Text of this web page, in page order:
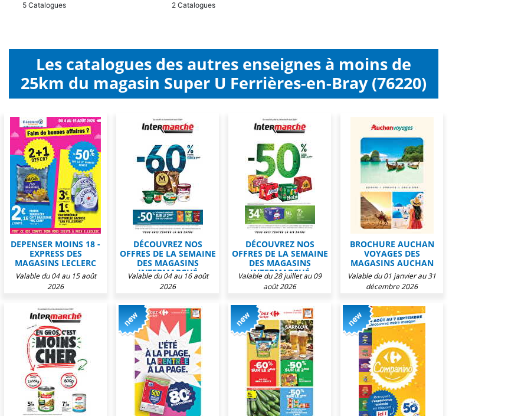
5 Catalogues
2 Catalogues
Les catalogues des autres enseignes à moins de
25km du magasin Super U Ferrières-en-Bray (76220)
DEPENSER MOINS 18 -
EXPRESS DES
MAGASINS LECLERC
Valable du 04 au 15 août
2026
DÉCOUVREZ NOS
OFFRES DE LA SEMAINE
DES MAGASINS
INTERMARCHÉ
Valable du 04 au 16 août
2026
DÉCOUVREZ NOS
OFFRES DE LA SEMAINE
DES MAGASINS
INTERMARCHÉ
Valable du 28 juillet au 09
août 2026
BROCHURE AUCHAN
VOYAGES DES
MAGASINS AUCHAN
Valable du 01 janvier au 31
décembre 2026